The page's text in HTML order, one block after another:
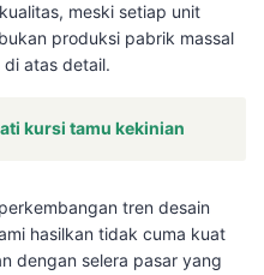
meski setiap unit
produksi pabrik massal
atas detail.
kursi tamu kekinian
tren desain
hasilkan tidak cuma kuat
dengan selera pasar yang